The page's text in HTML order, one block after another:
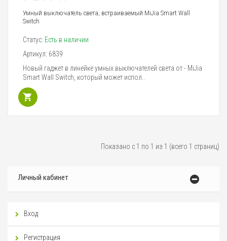
Умный выключатель света, встраиваемый MiJia Smart Wall
Switch
Статус: Есть в наличии
Артикул: 6839
Новый гаджет в линейке умных выключателей света от - MiJia
Smart Wall Switch, который может испол..
Показано с 1 по 1 из 1 (всего 1 страниц)
Личный кабинет
Вход
Регистрация